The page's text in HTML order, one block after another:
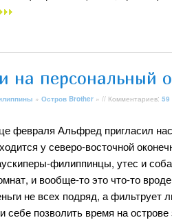
на персональный
» Остров Brother » // Комментариев: 59
февраля Альфред пригласил
у северо-восточной
филиппинцы, утес и
и вообще-то это что-то
не всех подряд, а фильтрует
позволить время на острове